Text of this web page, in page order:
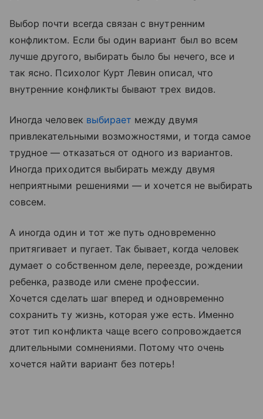
Выбор почти всегда связан с внутренним
конфликтом. Если бы один вариант был во всем
лучше другого, выбирать было бы нечего, все и
так ясно. Психолог Курт Левин описал, что
внутренние конфликты бывают трех видов.
Иногда человек выбирает между двумя
привлекательными возможностями, и тогда самое
трудное — отказаться от одного из вариантов.
Иногда приходится выбирать между двумя
неприятными решениями — и хочется не выбирать
совсем.
А иногда один и тот же путь одновременно
притягивает и пугает. Так бывает, когда человек
думает о собственном деле, переезде, рождении
ребенка, разводе или смене профессии.
Хочется сделать шаг вперед и одновременно
сохранить ту жизнь, которая уже есть. Именно
этот тип конфликта чаще всего сопровождается
длительными сомнениями. Потому что очень
хочется найти вариант без потерь!